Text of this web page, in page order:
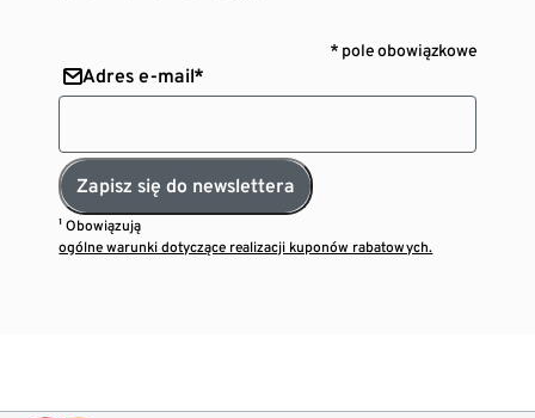
* pole obowiązkowe
Adres e-mail*
Zapisz się do newslettera
¹ Obowiązują
ogólne warunki dotyczące realizacji kuponów rabatowych.